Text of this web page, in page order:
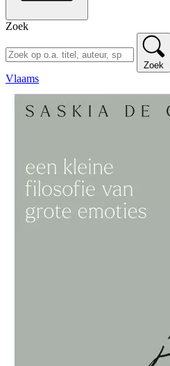
Zoek
Zoek
Vlaams